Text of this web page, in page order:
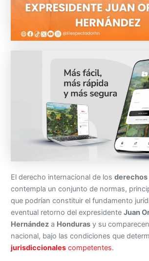
El derecho internacional de losderechos
contempla un conjunto de normas,
que podrían constituir el fundamento
eventual retorno del expresidenteJuan
Hernández a Honduras y su
nacional, bajo las condiciones que
jurisdiccionales competentes.